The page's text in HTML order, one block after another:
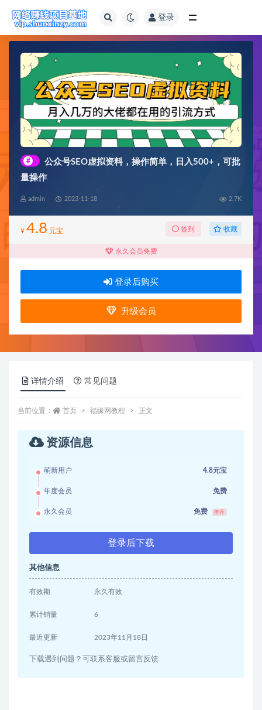
登录
#
公众号SEO虚拟资料，操作简单，日入500+，可批
量操作
admin 2023-11-18 2.7K
¥ 4.8 元宝 签到 收藏
永久会员免费
登录后购买
升级会员
详情介绍 常见问题
当前位置： 首页 福缘网教程 正文
资源信息
萌新用户 4.8元宝
年度会员 免费
永久会员 免费 推荐
登录后下载
其他信息
有效期 永久有效
累计销量 6
最近更新 2023年11月18日
下载遇到问题？可联系客服或留言反馈